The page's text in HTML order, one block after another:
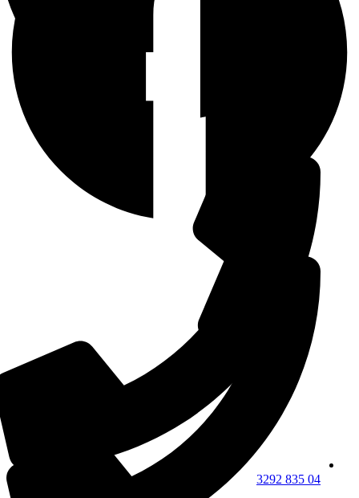
04 835 3292